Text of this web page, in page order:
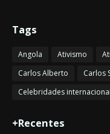
Tags
Angola Ativismo
Carlos Alberto
Carlos
Celebridades
+Recentes